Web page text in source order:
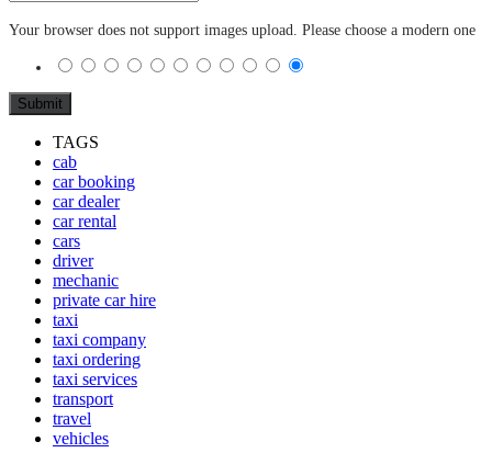
Your browser does not support images upload. Please choose a modern one
TAGS
cab
car booking
car dealer
car rental
cars
driver
mechanic
private car hire
taxi
taxi company
taxi ordering
taxi services
transport
travel
vehicles